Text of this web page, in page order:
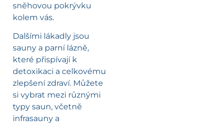
sněhovou pokrývku
kolem vás.
Dalšími lákadly jsou
sauny a parní lázně,
které přispívají k
detoxikaci a celkovému
zlepšení zdraví. Můžete
si vybrat mezi různými
typy saun, včetně
infrasauny a